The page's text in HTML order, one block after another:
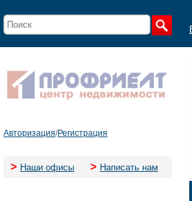
Авторизация/Регистрация
> Наши офисы > Написать нам